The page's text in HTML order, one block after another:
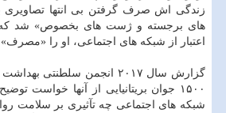
زندگی اش صرف گرفتن بی انتها تصاویری
های برجسته و ژست های بخصوص» شد
اعتبار از شبکه های اجتماعی، او را «مصرف»
گزارش سال ۲۰۱۷ انجمن
۱۵۰۰ جوان بریتانیایی از آنها خواست
شبکه های اجتماعی چه تآثیری بر سلامت